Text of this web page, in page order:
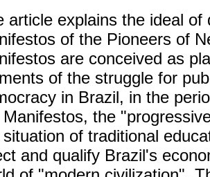
article explains the ideal
of the Pioneers of
are conceived as
of the struggle for
in Brazil, in the
the
of traditional
and qualify Brazil's